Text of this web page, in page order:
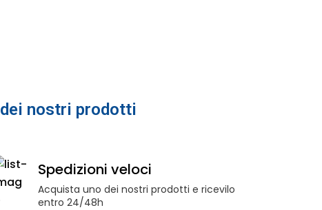
dei nostri prodotti
Spedizioni veloci
Acquista uno dei nostri prodotti e ricevilo
entro 24/48h